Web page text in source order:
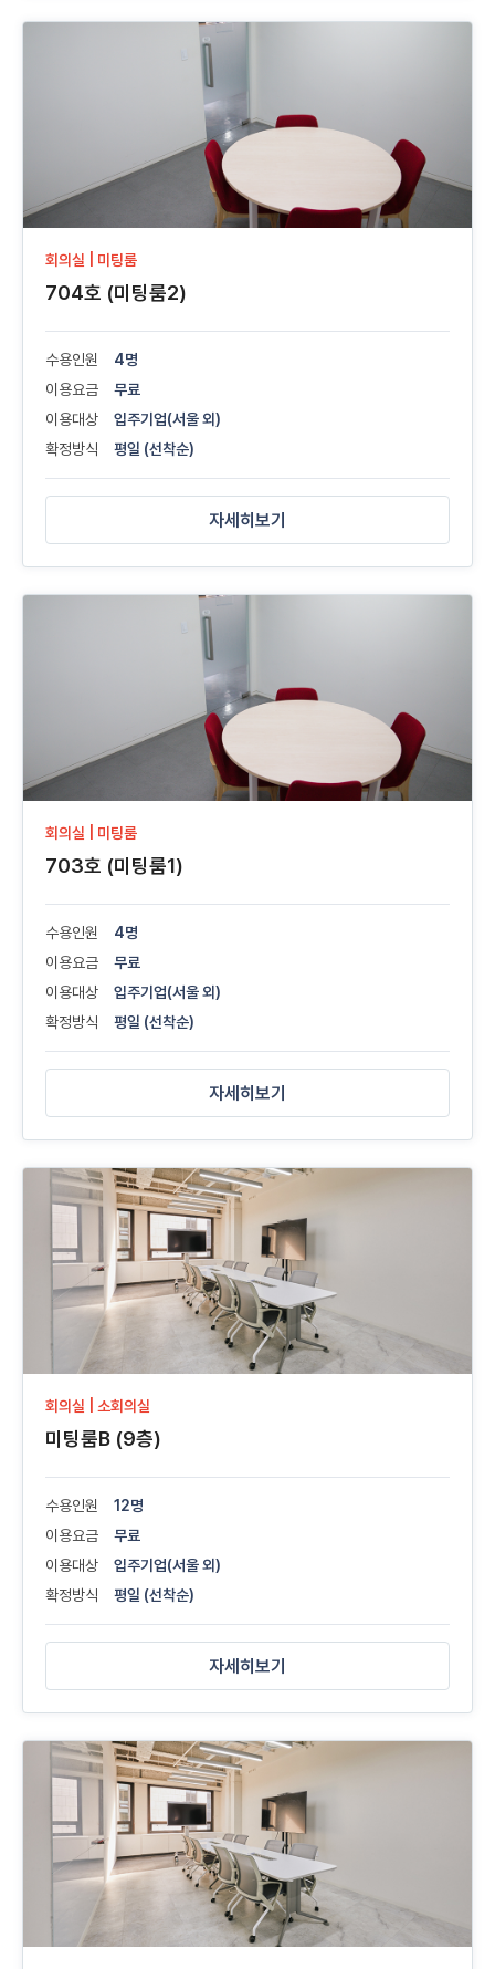
회의실 | 미팅룸
704호 (미팅룸2)
수용인원
4명
이용요금
무료
이용대상
입주기업(서울 외)
확정방식
평일 (선착순)
자세히보기
회의실 | 미팅룸
703호 (미팅룸1)
수용인원
4명
이용요금
무료
이용대상
입주기업(서울 외)
확정방식
평일 (선착순)
자세히보기
회의실 | 소회의실
미팅룸B (9층)
수용인원
12명
이용요금
무료
이용대상
입주기업(서울 외)
확정방식
평일 (선착순)
자세히보기